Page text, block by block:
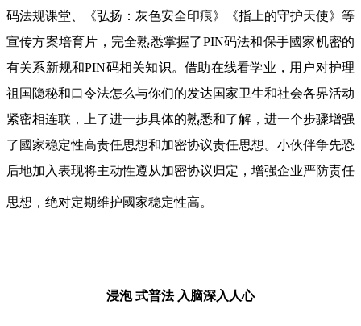
码法规课堂、《弘扬：灰色安全印痕》《指上的守护天使》等
宣传方案培育片，完全熟悉掌握了PIN码法和保手國家机密的
有关系新规和PIN码相关知识。借助在线看学业，用户对护理
祖国隐秘和口令法怎么与你们的发达国家卫生和社会各界活动
紧密相连联，上了进一步具体的熟悉和了解，进一个步骤增强
了國家稳定性高责任思想和加密协议责任思想。小伙伴争先恐
后地加入表现将主动性遵从加密协议归定，增强企业严防责任
思想，绝对定期维护國家稳定性高。
浸泡 式普法 入脑深入人心